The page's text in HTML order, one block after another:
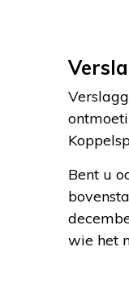
Bent u
wie het